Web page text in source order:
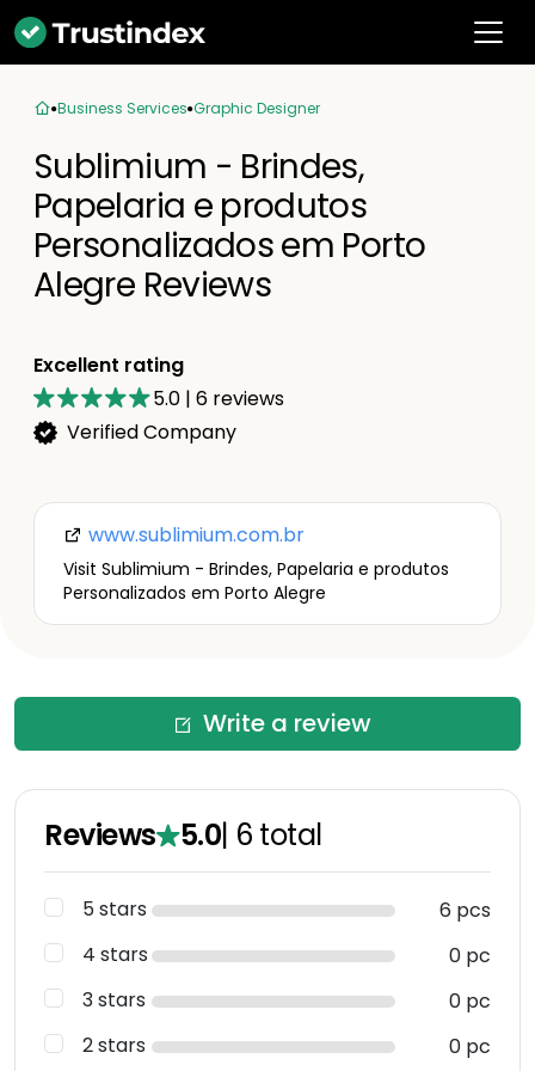
Business Services Graphic Designer
Sublimium - Brindes,
Papelaria e produtos
Personalizados em Porto
Alegre Reviews
Excellent rating
5.0 | 6 reviews
Verified Company
www.sublimium.com.br
Visit Sublimium - Brindes, Papelaria e produtos
Personalizados em Porto Alegre
Write a review
Reviews 5.0| 6 total
5 stars
6 pcs
4 stars
0 pc
3 stars
0 pc
2 stars
0 pc